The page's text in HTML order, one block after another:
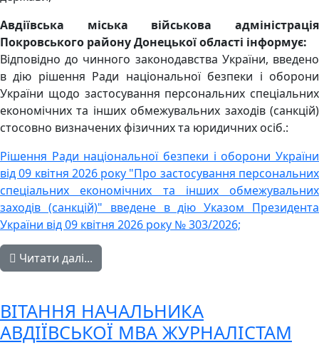
Авдіївська міська військова адміністрація
Покровського району Донецької області інформує:
Відповідно до чинного законодавства України, введено
в дію рішення Ради національної безпеки і оборони
України щодо застосування персональних спеціальних
економічних та інших обмежувальних заходів (санкцій)
стосовно визначених фізичних та юридичних осіб.:
Рішення Ради національної безпеки і оборони України
від 09 квітня 2026 року "Про застосування персональних
спеціальних економічних та інших обмежувальних
заходів (санкцій)" введене в дію Указом Президента
України від 09 квітня 2026 року № 303/2026;
Читати далі...
ВІТАННЯ НАЧАЛЬНИКА
АВДІЇВСЬКОЇ МВА ЖУРНАЛІСТАМ